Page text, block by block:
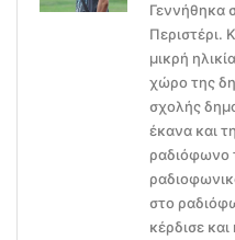
Γεννήθηκα
Περιστέρι.
μικρή
χώρο της
σχολής
έκανα και
ραδιόφωνο
στο
κέρδισε